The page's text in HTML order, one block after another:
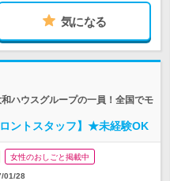
気になる
ハウスグループの一員！全国でモ
ントスタッフ】★未経験OK
女性のおしごと掲載中
01/28